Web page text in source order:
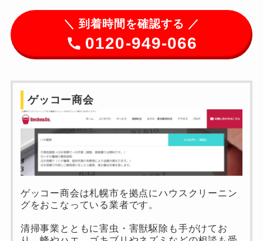
＼ 到着時間を確認する ／
0120-949-066
ゲッコー商会
ゲッコー商会は札幌市を拠点にハウスクリーニン
グをおこなっている業者です。
清掃事業とともに害虫・害獣駆除も手がけてお
0120-949-066